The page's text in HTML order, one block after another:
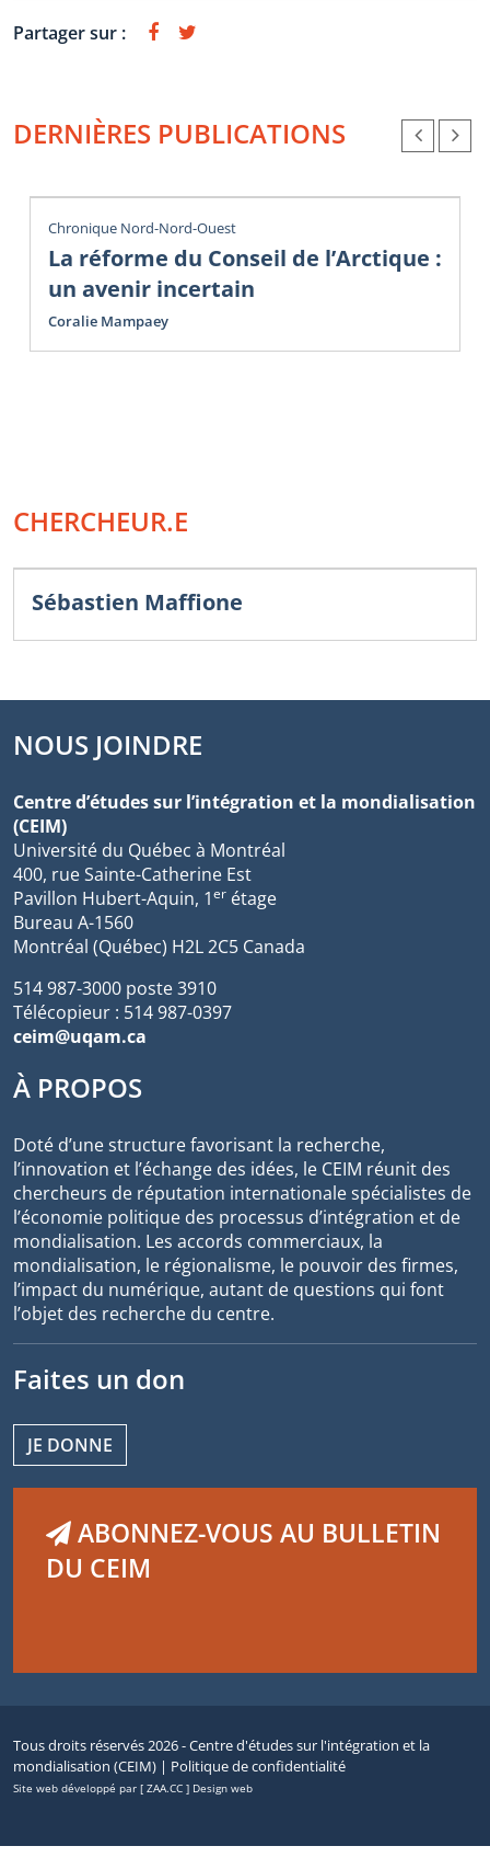
Partager sur :
DERNIÈRES PUBLICATIONS
Chronique Nord-Nord-Ouest
La réforme du Conseil de l’Arctique :
un avenir incertain
Coralie Mampaey
CHERCHEUR.E
Sébastien Maffione
NOUS JOINDRE
Centre d’études sur l’intégration et la mondialisation
(CEIM)
Université du Québec à Montréal
400, rue Sainte-Catherine Est
Pavillon Hubert-Aquin, 1er étage
Bureau A-1560
Montréal (Québec) H2L 2C5 Canada
514 987-3000 poste 3910
Télécopieur : 514 987-0397
ceim@uqam.ca
À PROPOS
Doté d’une structure favorisant la recherche,
l’innovation et l’échange des idées, le CEIM réunit des
chercheurs de réputation internationale spécialistes de
l’économie politique des processus d’intégration et de
mondialisation. Les accords commerciaux, la
mondialisation, le régionalisme, le pouvoir des firmes,
l’impact du numérique, autant de questions qui font
l’objet des recherche du centre.
Faites un don
JE DONNE
ABONNEZ-VOUS AU BULLETIN
DU CEIM
Tous droits réservés 2026 - Centre d'études sur l'intégration et la
mondialisation (CEIM) | Politique de confidentialité
Site web développé par [ ZAA.CC ] Design web